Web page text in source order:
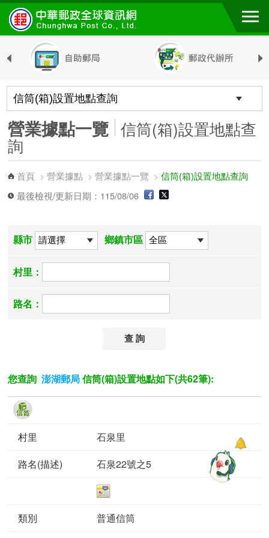
跳到主要內容區塊
營業據點一覽 信筒(箱)設置地點查
詢
首頁 >營業據點 >營業據點一覽 >信筒(箱)設置地點查詢
最後檢視/更新日期：115/08/06
縣市 鄉鎮市區
村里：
路名：
您查詢澎湖郵局 信筒(箱)設置地點如下(共62筆):
石泉里
石泉22號之5
普通信筒